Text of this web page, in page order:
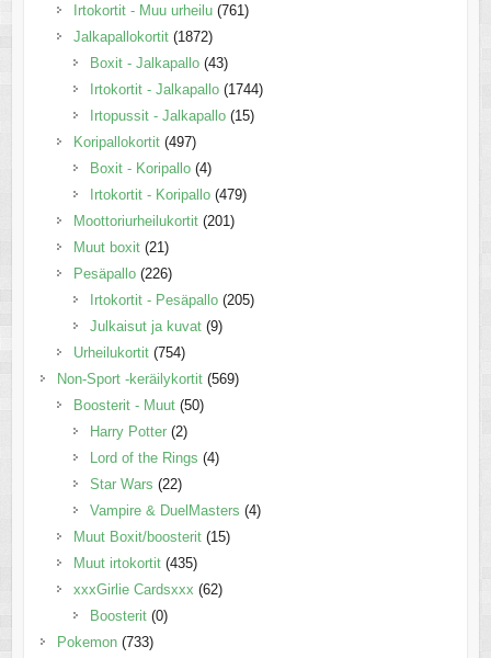
Irtokortit - Muu urheilu (761)
Jalkapallokortit (1872)
Boxit - Jalkapallo (43)
Irtokortit - Jalkapallo (1744)
Irtopussit - Jalkapallo (15)
Koripallokortit (497)
Boxit - Koripallo (4)
Irtokortit - Koripallo (479)
Moottoriurheilukortit (201)
Muut boxit (21)
Pesäpallo (226)
Irtokortit - Pesäpallo (205)
Julkaisut ja kuvat (9)
Urheilukortit (754)
Non-Sport -keräilykortit (569)
Boosterit - Muut (50)
Harry Potter (2)
Lord of the Rings (4)
Star Wars (22)
Vampire & DuelMasters (4)
Muut Boxit/boosterit (15)
Muut irtokortit (435)
xxxGirlie Cardsxxx (62)
Boosterit (0)
Pokemon (733)